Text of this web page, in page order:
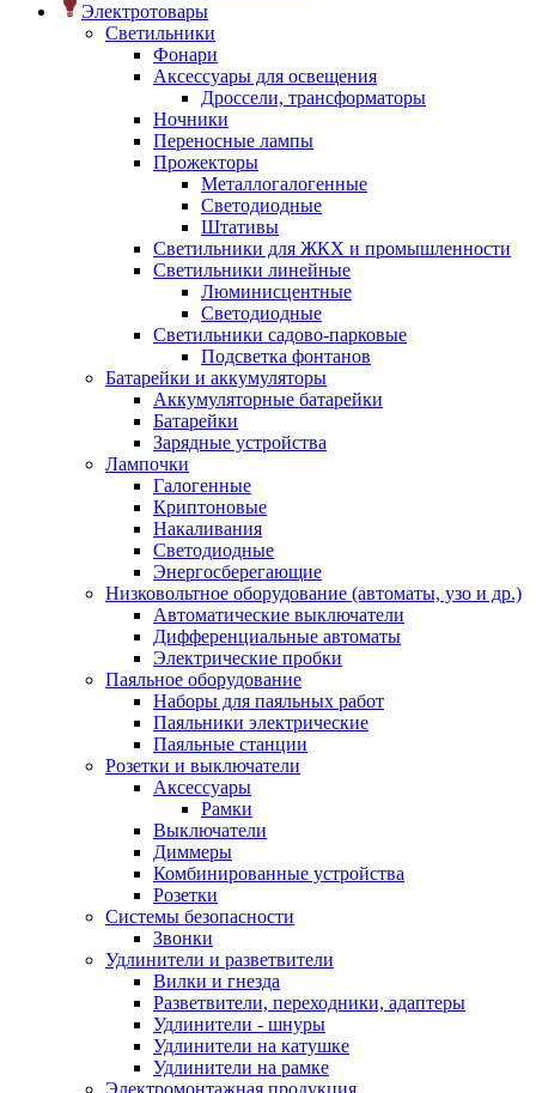
Электротовары
Светильники
Фонари
Аксессуары для освещения
Дроссели, трансформаторы
Ночники
Переносные лампы
Прожекторы
Металлогалогенные
Светодиодные
Штативы
Светильники для ЖКХ и промышленности
Светильники линейные
Люминисцентные
Светодиодные
Светильники садово-парковые
Подсветка фонтанов
Батарейки и аккумуляторы
Аккумуляторные батарейки
Батарейки
Зарядные устройства
Лампочки
Галогенные
Криптоновые
Накаливания
Светодиодные
Энергосберегающие
Низковольтное оборудование (автоматы, узо и др.)
Автоматические выключатели
Дифференциальные автоматы
Электрические пробки
Паяльное оборудование
Наборы для паяльных работ
Паяльники электрические
Паяльные станции
Розетки и выключатели
Аксессуары
Рамки
Выключатели
Диммеры
Комбинированные устройства
Розетки
Системы безопасности
Звонки
Удлинители и разветвители
Вилки и гнезда
Разветвители, переходники, адаптеры
Удлинители - шнуры
Удлинители на катушке
Удлинители на рамке
Электромонтажная продукция